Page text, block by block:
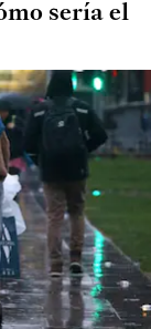
sería el